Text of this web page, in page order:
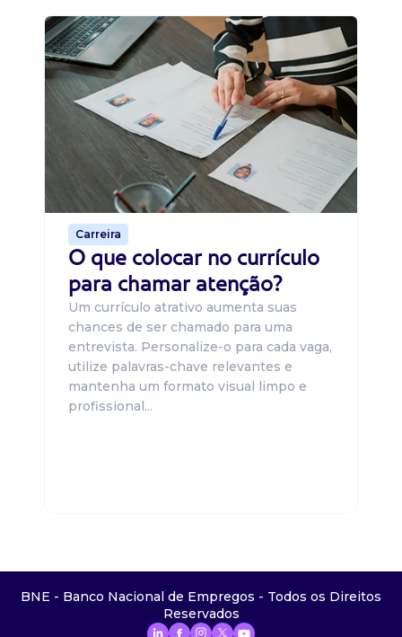
Carreira
O que colocar no currículo
para chamar atenção?
Um currículo atrativo aumenta suas
chances de ser chamado para uma
entrevista. Personalize-o para cada vaga,
utilize palavras-chave relevantes e
mantenha um formato visual limpo e
profissional...
BNE - Banco Nacional de Empregos - Todos os Direitos
Reservados